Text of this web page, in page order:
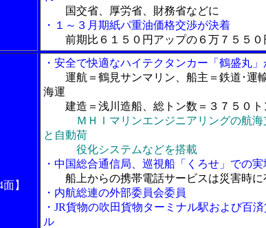
国交省、厚労省、財務省などに
・１～３月期紙パ重油価格交渉が決着
前期比６１５０円アップの６万７５５０
】
・安全で快適なハイテクタンカー「鶴盛丸」
運航＝鶴見サンマリン、船主＝鉄道･運
海運
建造＝浅川造船、総トン数＝３７５０ト
ＭＨＩマリンエンジニアリングの航海
と自動荷
役化システムなどを搭載
・中国総合通信局、巡視船「くろせ」での
船上からの携帯電話サービスは災害時に
・内航総連の外部委員会委員
・JR貨物の吹田貨物ターミナル駅および百
ル